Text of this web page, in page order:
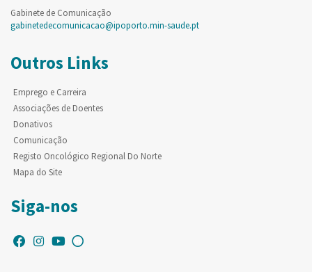
Gabinete de Comunicação
gabinetedecomunicacao@ipoporto.min-saude.pt
Outros Links
Emprego e Carreira
Associações de Doentes
Donativos
Comunicação
Registo Oncológico Regional Do Norte
Mapa do Site
Siga-nos